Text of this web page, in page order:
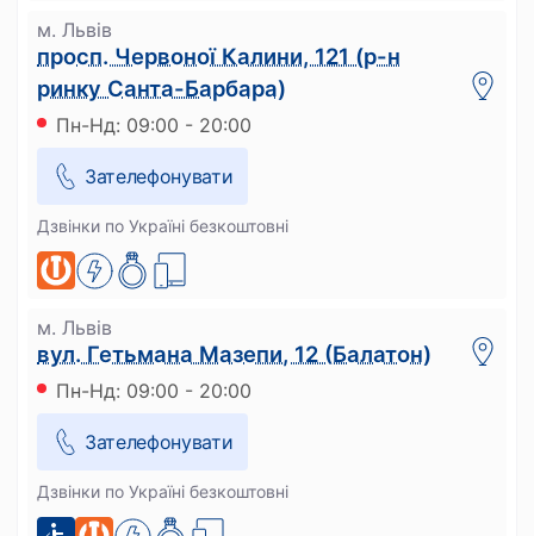
м. Львів
просп. Червоної Калини, 121 (р-н
ринку Санта-Барбара)
Пн-Нд: 09:00 - 20:00
Зателефонувати
Дзвінки по Україні безкоштовні
м. Львів
вул. Гетьмана Мазепи, 12 (Балатон)
Пн-Нд: 09:00 - 20:00
Зателефонувати
Дзвінки по Україні безкоштовні